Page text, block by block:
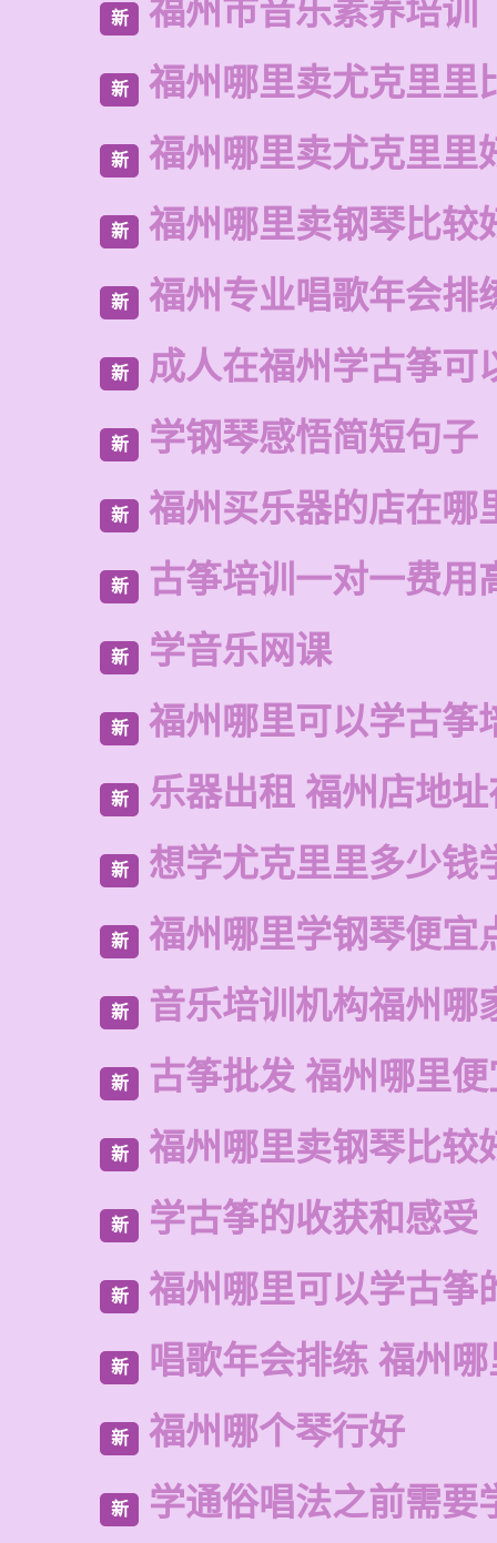
新 福州市音乐素养培训
新 福州哪里卖尤克里里
新 福州哪里卖尤克里里
新 福州哪里卖钢琴比较
新 福州专业唱歌年会排
新 成人在福州学古筝可
新 学钢琴感悟简短句子
新 福州买乐器的店在哪
新 古筝培训一对一费用
新 学音乐网课
新 福州哪里可以学古筝
新 乐器出租 福州店地
新 想学尤克里里多少钱
新 福州哪里学钢琴便宜
新 音乐培训机构福州哪
新 古筝批发 福州哪里
新 福州哪里卖钢琴比较
新 学古筝的收获和感受
新 福州哪里可以学古筝
新 唱歌年会排练 福州
新 福州哪个琴行好
新 学通俗唱法之前需要